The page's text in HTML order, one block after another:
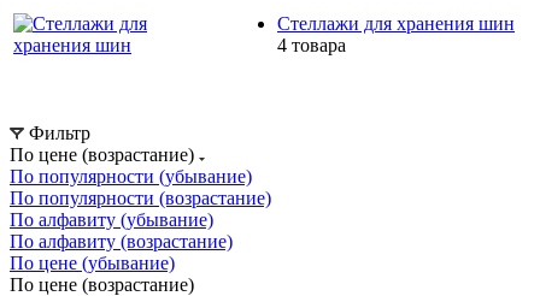
Стеллажи для хранения шин
4 товара
Фильтр
По цене (возрастание)
По популярности (убывание)
По популярности (возрастание)
По алфавиту (убывание)
По алфавиту (возрастание)
По цене (убывание)
По цене (возрастание)